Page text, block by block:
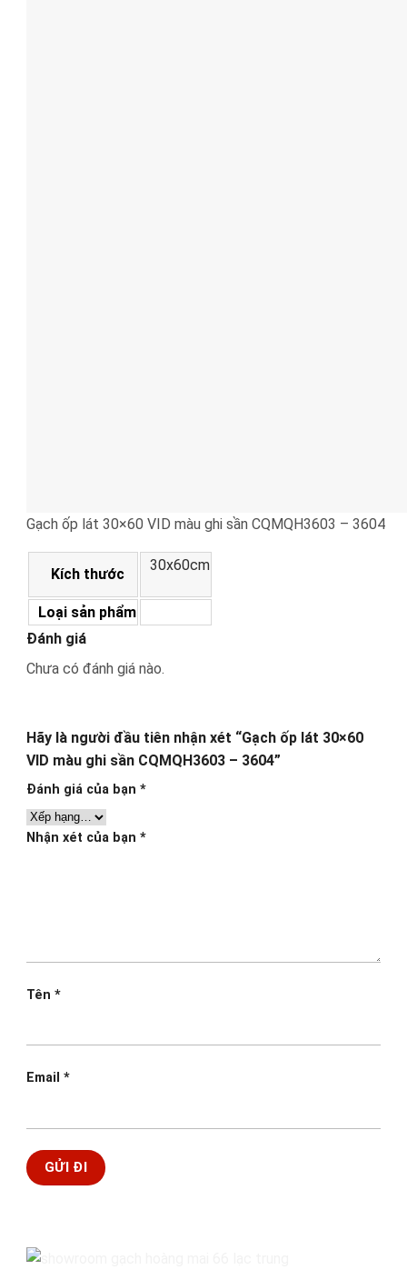
Gạch ốp lát 30×60 VID màu ghi sần CQMQH3603 – 3604
Kích thước
30x60cm
Loại sản phẩm
Đánh giá
Chưa có đánh giá nào.
Hãy là người đầu tiên nhận xét “Gạch ốp lát 30×60
VID màu ghi sần CQMQH3603 – 3604”
Đánh giá của bạn *
Nhận xét của bạn *
Tên *
Email *